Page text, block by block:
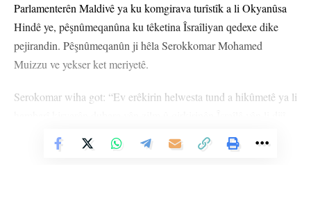
Parlamenterên Maldivê ya ku komgirava turîstîk a li Okyanûsa
Hindê ye, pêşnûmeqanûna ku têketina Îsraîliyan qedexe dike
pejirandin. Pêşnûmeqanûn ji hêla Serokkomar Mohamed
Muizzu ve yekser ket meriyetê.
Serokomar wiha got: “Ev erêkirin helwesta tund a hikûmetê ya li
gelê Filistînê nîşan dide.”
Vê Nûçeyê Bixwîne